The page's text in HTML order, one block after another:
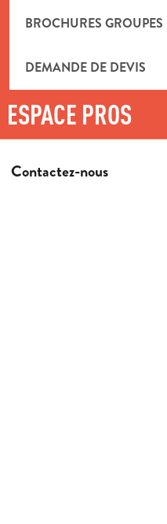
BROCHURES GROUPES
DEMANDE DE DEVIS
ESPACE PROS
Contactez-nous